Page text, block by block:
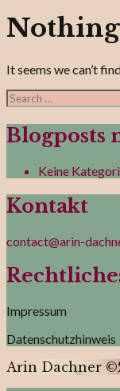
It seems we can’t
Search
for:
Blogposts
Keine
Kontakt
contact@arin-
Impressum
Datenschutzhinweis
Arin Dachner